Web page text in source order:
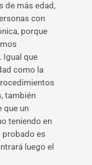
de más edad,
con
porque
Igual que
como la
también
que un
teniendo en
probado es
luego el